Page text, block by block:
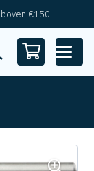
€150.